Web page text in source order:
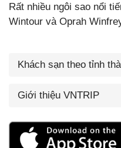
Rất nhiều ngôi sao nổi
Wintour và Oprah
Khách sạn theo tỉnh
Giới thiệu VNTRIP